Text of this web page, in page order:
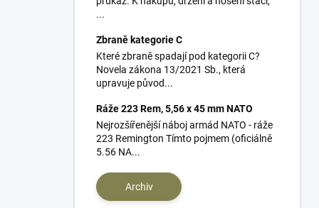
...
Zbraně kategorie C
Které zbraně spadají pod kategorii C?
Novela zákona 13/2021 Sb., která
upravuje původ...
Ráže 223 Rem, 5,56 x 45 mm NATO
Nejrozšířenější náboj armád NATO - ráže
223 Remington Tímto pojmem (oficiálně
5.56 NA...
Archiv